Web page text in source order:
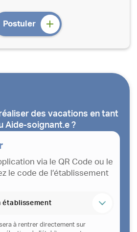
Postuler
des vacations en tant
Aide-soignant.e ?
via le QR Code ou le
le code de l’établissement
à rentrer directement sur
réaliser des vacations en
ou Aide-soignant.e ?
via le QR Code ou